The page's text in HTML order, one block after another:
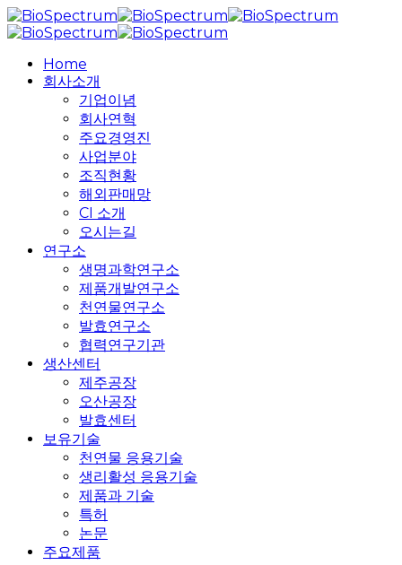
Skip
to
content
search
MenuHome
회사소개
기업이념
회사연혁
주요경영진
사업분야
조직현황
해외판매망
CI 소개
오시는길
연구소
생명과학연구소
제품개발연구소
천연물연구소
발효연구소
협력연구기관
생산센터
제주공장
오산공장
발효센터
보유기술
천연물 응용기술
생리활성 응용기술
제품과 기술
특허
논문
주요제품